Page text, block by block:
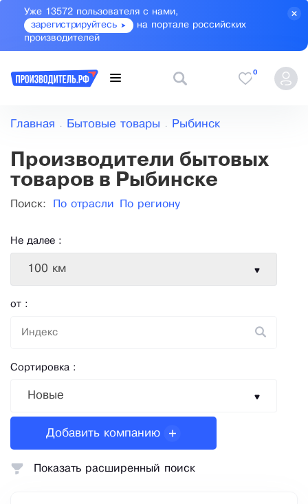
Уже 13572 пользователя с нами,
зарегистрируйтесь
на портале российских
производителей
0
Главная Бытовые товары Рыбинск
Производители бытовых
товаров в Рыбинске
Поиск: По отрасли По региону
Не далее :
100 км
от :
Сортировка :
Новые
Добавить компанию
Показать расширенный поиск